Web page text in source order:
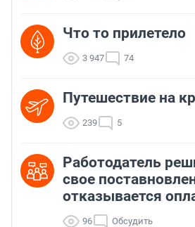
Что то прилетело
3 947 74
Путешествие на
239 5
Работодатель
свое
отказывается
96 Обсудить